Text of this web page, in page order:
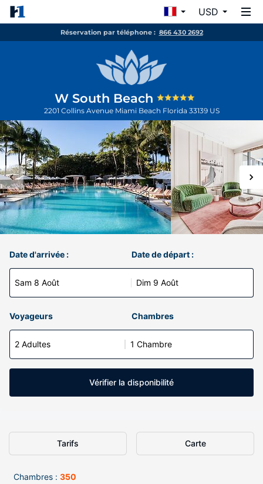
USD
Réservation par téléphone : 866 430 2692
W South Beach
2201 Collins Avenue Miami Beach Florida 33139 US
Date d'arrivée :
Sam 8 Août
Date de départ :
Dim 9 Août
Voyageurs Chambres
2 Adultes 1 Chambre
Vérifier la disponibilité
Tarifs Carte
Chambres : 350